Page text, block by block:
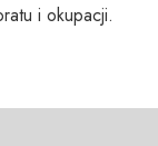
i okupacji.